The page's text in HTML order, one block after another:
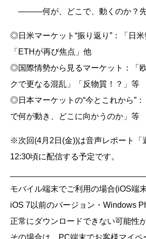
―――何が、どこで、動くのか？先
◎日米マーケット“振り返り”：「日米
「ETHが再び焦点」他
◎国際情勢から見るマーケット：「
クで更なる混乱」「反物質！？」等
◎日本マーケットの“今とこれから”
で何が動き、どこに向かうのか」等
※次回(4月2日(金))は音声レポート「
12:30頃に配信する予定です。
モバイル端末でご利用の場合(iOS端
iOS 7以前のバージョン・Windows
正常にダウンロードできない可能性